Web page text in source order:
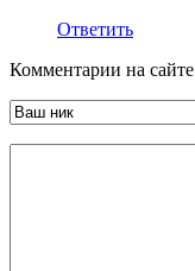
Ответить
Комментарии на сайте